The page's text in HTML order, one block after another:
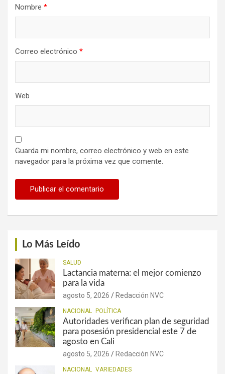
Nombre *
Correo electrónico *
Web
Guarda mi nombre, correo electrónico y web en este
navegador para la próxima vez que comente.
Lo Más Leído
SALUD
Lactancia materna: el mejor comienzo
para la vida
agosto 5, 2026 Redacción NVC
NACIONAL POLÍTICA
Autoridades verifican plan de seguridad
para posesión presidencial este 7 de
agosto en Cali
agosto 5, 2026 Redacción NVC
NACIONAL VARIEDADES